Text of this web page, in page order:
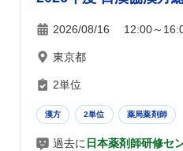
2026/08/16 12:00～
東京都
2単位
漢方 2単位 薬局薬剤師
過去に 日本薬剤師研修セ